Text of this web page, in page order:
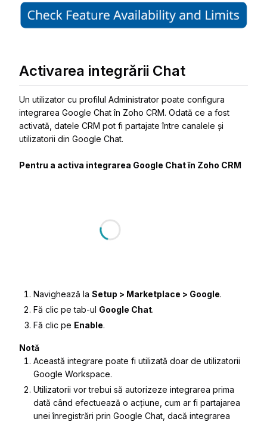
Activarea integrării Chat
Un utilizator cu profilul Administrator poate configura
integrarea Google Chat în Zoho CRM. Odată ce a fost
activată, datele CRM pot fi partajate între canalele și
utilizatorii din Google Chat.
Pentru a activa integrarea Google Chat în Zoho CRM
Navighează la Setup > Marketplace > Google.
Fă clic pe tab-ul Google Chat.
Fă clic pe Enable.
Notă
Această integrare poate fi utilizată doar de utilizatorii
Google Workspace.
Utilizatorii vor trebui să autorizeze integrarea prima
dată când efectuează o acțiune, cum ar fi partajarea
unei înregistrări prin Google Chat, dacă integrarea